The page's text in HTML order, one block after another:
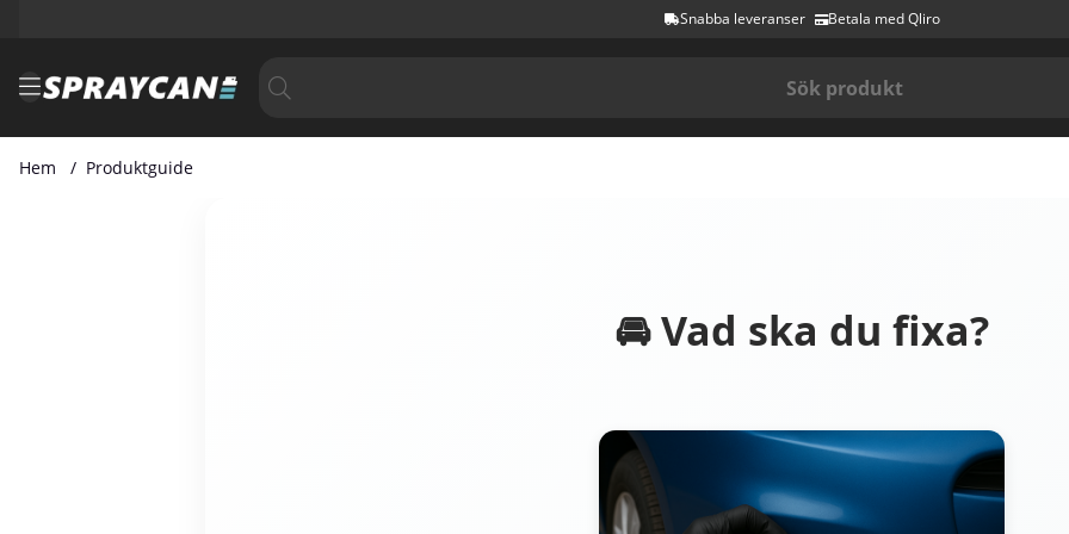
Snabba leveranser Betala med Qliro
Hem Produktguide
🚘 Vad ska du fixa?